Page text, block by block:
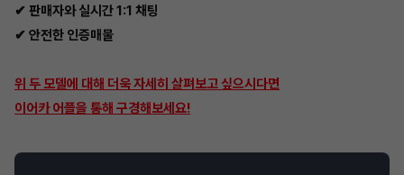
✔ 판매자와 실시간 1:1 채팅
✔ 안전한 인증매물
위 두 모델에 대해 더욱 자세히 살펴보고 싶으시다면
이어카 어플을 통해 구경해보세요!